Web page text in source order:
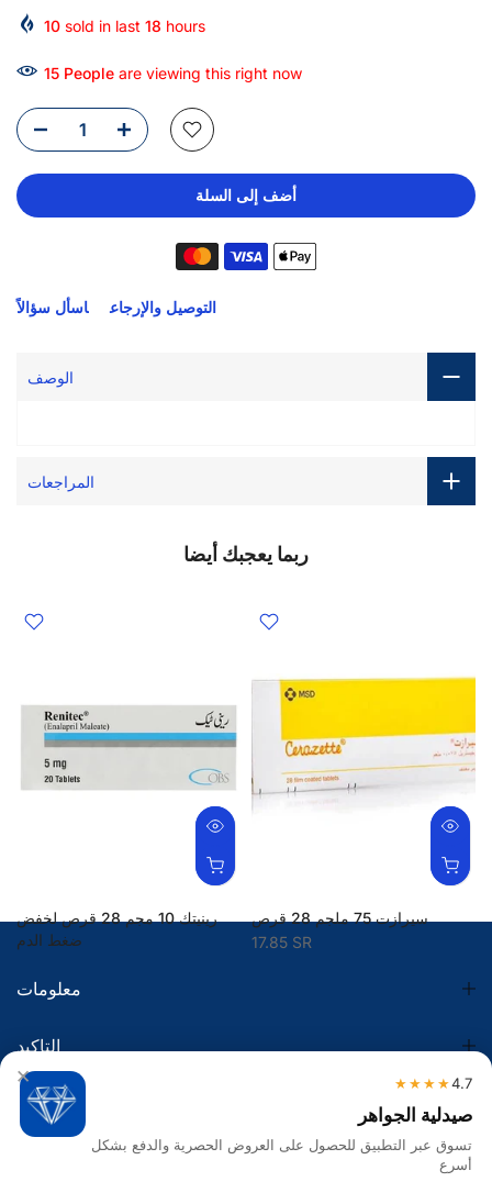
10 sold in last 18 hours
15 People are viewing this right now
أضف إلى السلة
التوصيل والإرجاع اسأل سؤالاً
الوصف
المراجعات
ربما يعجبك أيضا
رينيتك 10 مجم 28 قرص لخفض
ضغط الدم
سيرازت 75 ملجم 28 قرص
17.85 SR
معلومات
التاكيد
الضريبة
تواصل معنا
× 4.7
★★★★
صيدلية الجواهر
تسوق عبر التطبيق للحصول على العروض الحصرية والدفع بشكل
أسرع